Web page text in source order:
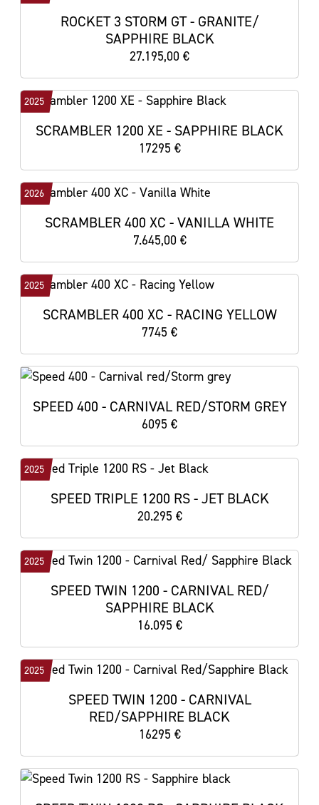
ROCKET 3 STORM GT - GRANITE/
SAPPHIRE BLACK
27.195,00 €
2025
SCRAMBLER 1200 XE - SAPPHIRE BLACK
17295 €
2026
SCRAMBLER 400 XC - VANILLA WHITE
7.645,00 €
2025
SCRAMBLER 400 XC - RACING YELLOW
7745 €
SPEED 400 - CARNIVAL RED/STORM GREY
6095 €
2025
SPEED TRIPLE 1200 RS - JET BLACK
20.295 €
2025
SPEED TWIN 1200 - CARNIVAL RED/
SAPPHIRE BLACK
16.095 €
2025
SPEED TWIN 1200 - CARNIVAL
RED/SAPPHIRE BLACK
16295 €